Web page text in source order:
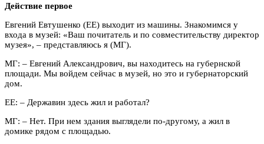
Действие первое
Евгений Евтушенко (ЕЕ) выходит из машины. Знакомимся у
входа в музей: «Ваш почитатель и по совместительству директор
музея», – представляюсь я (МГ).
МГ: – Евгений Александрович, вы находитесь на губернской
площади. Мы войдем сейчас в музей, но это и губернаторский
дом.
ЕЕ: – Державин здесь жил и работал?
МГ: – Нет. При нем здания выглядели по-другому, а жил в
домике рядом с площадью.